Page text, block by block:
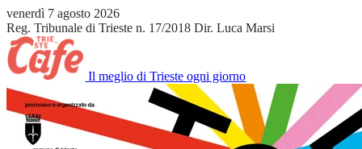
venerdì 7 agosto 2026
Reg. Tribunale di Trieste n. 17/2018 Dir. Luca Marsi
Il meglio di Trieste ogni giorno